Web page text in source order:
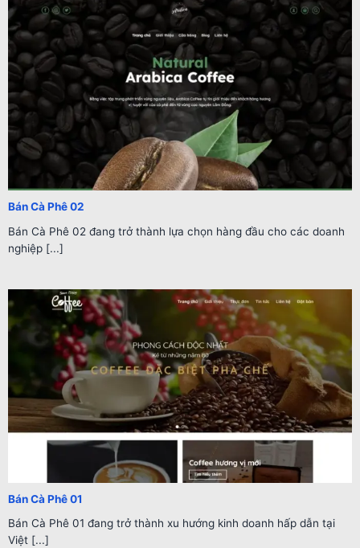
Bán Cà Phê 02
Bán Cà Phê 02 đang trở thành lựa chọn hàng đầu cho các doanh
nghiệp [...]
Bán Cà Phê 01
Bán Cà Phê 01 đang trở thành xu hướng kinh doanh hấp dẫn tại
Việt [...]